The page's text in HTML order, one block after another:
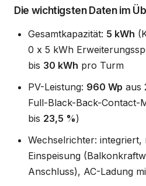
Die wichtigsten Daten im
Gesamtkapazität: 5 kWh
0 x 5 kWh
bis 30 kWh pro Turm
PV-Leistung: 960 Wp aus
Full-Black-Back-Contact-
bis 23,5 %)
Wechselrichter:
Einspeisung
Anschluss), AC-Ladung